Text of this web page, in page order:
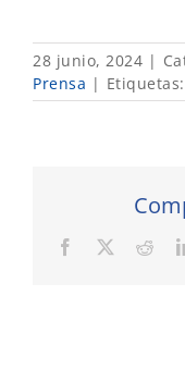
28 junio, 2024 |
Prensa | Etiquetas:
Facebook